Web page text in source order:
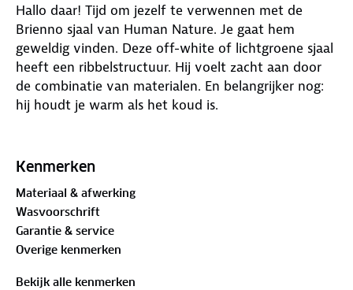
Hallo daar! Tijd om jezelf te verwennen met de
Brienno sjaal van Human Nature. Je gaat hem
geweldig vinden. Deze off-white of lichtgroene sjaal
heeft een ribbelstructuur. Hij voelt zacht aan door
de combinatie van materialen. En belangrijker nog:
hij houdt je warm als het koud is.
bijpassende muts in dezelfde kleur. Dit zorgt voor
helemaal klaar om de kou te trotseren. Bedankt,
Brienno sjaal!
Materialen:
70% acryl, 27% polyester, 3% elastaan
Kenmerken
Materiaal & afwerking
Wasvoorschrift
Garantie & service
Overige kenmerken
Bekijk alle kenmerken